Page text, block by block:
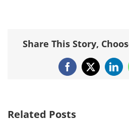
Share This Story,
Facebook
X
Related Posts